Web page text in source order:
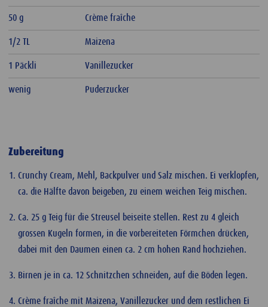
50 g Crème fraîche
1/2 TL Maizena
1 Päckli Vanillezucker
wenig Puderzucker
Zubereitung
Crunchy Cream, Mehl, Backpulver und Salz mischen. Ei verklopfen,
ca. die Hälfte davon beigeben, zu einem weichen Teig mischen.
Ca. 25 g Teig für die Streusel beiseite stellen. Rest zu 4 gleich
grossen Kugeln formen, in die vorbereiteten Förmchen drücken,
dabei mit den Daumen einen ca. 2 cm hohen Rand hochziehen.
Birnen je in ca. 12 Schnitzchen schneiden, auf die Böden legen.
Crème fraîche mit Maizena, Vanillezucker und dem restlichen Ei